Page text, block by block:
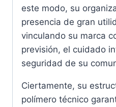
este modo, su
presencia de gran
vinculando su marca
previsión, el cuidado
seguridad de su
Ciertamente, su
polímero técnico